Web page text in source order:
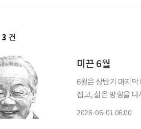
3 건
미끈 6월
6월은 상반기 마지
접고, 삶은 방향을 다시 묻는다.
2026-06-01 06:00